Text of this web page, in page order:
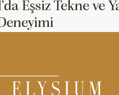
Eşsiz Tekne ve